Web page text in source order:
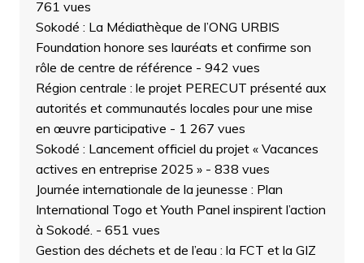
761 vues
Sokodé : La Médiathèque de l’ONG URBIS
Foundation honore ses lauréats et confirme son
rôle de centre de référence - 942 vues
Région centrale : le projet PERECUT présenté aux
autorités et communautés locales pour une mise
en œuvre participative - 1 267 vues
Sokodé : Lancement officiel du projet « Vacances
actives en entreprise 2025 »- 838 vues
Journée internationale de la jeunesse : Plan
International Togo et Youth Panel inspirent l’action
à Sokodé. - 651 vues
Gestion des déchets et de l’eau : la FCT et la GIZ